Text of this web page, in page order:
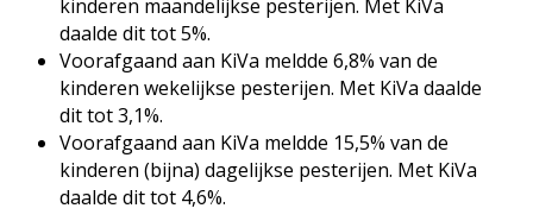
kinderen maandelijkse pesterijen. Met KiVa
daalde dit tot 5%.
Voorafgaand aan KiVa meldde 6,8% van de
kinderen wekelijkse pesterijen. Met KiVa daalde
dit tot 3,1%.
Voorafgaand aan KiVa meldde 15,5% van de
kinderen (bijna) dagelijkse pesterijen. Met KiVa
daalde dit tot 4,6%.